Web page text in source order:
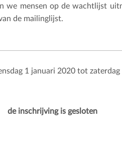
mensen op de wachtlijst
de mailinglijst.
1 januari 2020 tot
de inschrijving is gesloten